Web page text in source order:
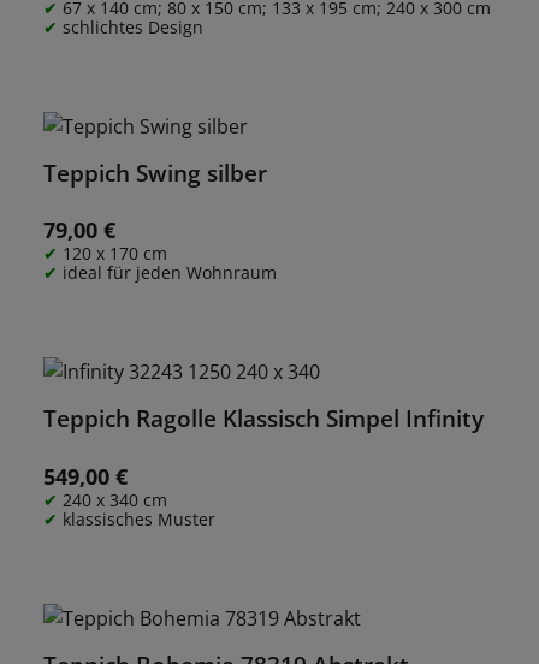
67 x 140 cm; 80 x 150 cm; 133 x 195 cm; 240 x 300 cm
schlichtes Design
Teppich Swing silber
Regulärer Preis:
79,00 €
120 x 170 cm
ideal für jeden Wohnraum
Teppich Ragolle Klassisch Simpel Infinity
Regulärer Preis:
549,00 €
240 x 340 cm
klassisches Muster